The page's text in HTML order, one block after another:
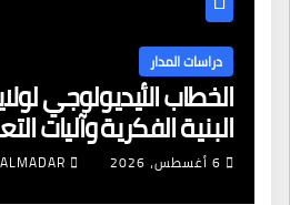
دراسات المدار
الخطاب الأيديولوجي
البنية الفكرية وآليات
6 أغسطس، 2026 ALMADAR